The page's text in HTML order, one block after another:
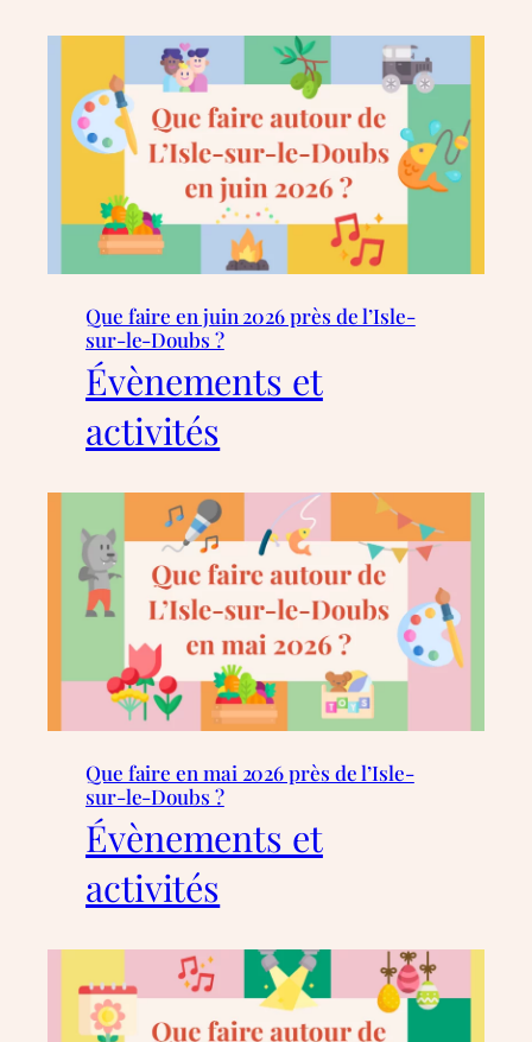
Que faire en juin 2026 près de l’Isle-
sur-le-Doubs ?
Évènements et
activités
Que faire en mai 2026 près de l’Isle-
sur-le-Doubs ?
Évènements et
activités